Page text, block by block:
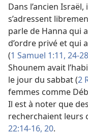
Dans l’ancien
s’adressent
parle de Hanna qui
d’ordre privé et qui
(1 Samuel 1:11, 24-28
Shounem avait
le jour du sabbat (2
femmes comme
Il est à noter que
recherchaient leurs
22:14-16, 20.